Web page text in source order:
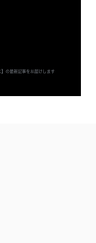
】の最新記事をお届けします